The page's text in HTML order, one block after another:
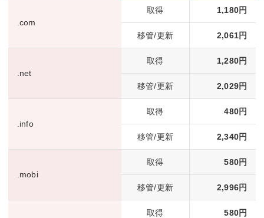
.com
取得 1,180円
移管/更新 2,061円
.net
取得 1,280円
移管/更新 2,029円
.info
取得 480円
移管/更新 2,340円
.mobi
取得 580円
移管/更新 2,996円
取得 580円